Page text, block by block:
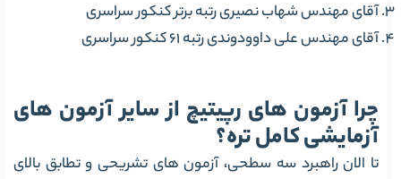
آقای مهندس شهاب نصیری رتبه برتر کنکور سراسری
آقای مهندس علی داوودوندی رتبه 61 کنکور سراسری
چرا آزمون های رپیتیچ از سایر آزمون های
آزمایشی کامل تره؟
تا الان راهبرد سه سطحی، آزمون های تشریحی و تطابق بالای